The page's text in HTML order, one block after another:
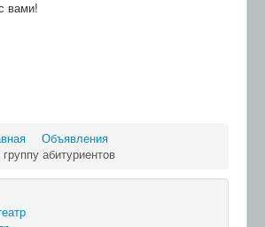
вами!
Объявления
абитуриентов